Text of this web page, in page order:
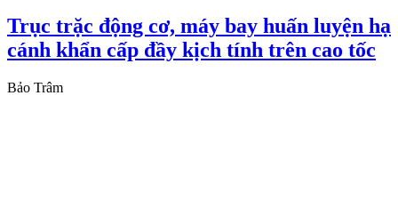
Trục trặc động cơ, máy bay huấn luyện hạ
cánh khẩn cấp đầy kịch tính trên cao tốc
Bảo Trâm